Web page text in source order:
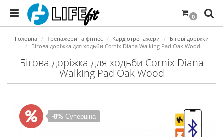
0
Головна Тренажери та фітнес Кардіотренажери
Бігові доріжки
Бігова доріжка для ходьби Cornix Diana Walking Pad Oak Wood
Бігова доріжка для ходьби Cornix Diana
Walking Pad Oak Wood
-8% Суперціна